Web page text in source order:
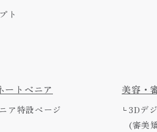
ト
ートべニア
ア特設ページ
美容・
3Dデ
(審美